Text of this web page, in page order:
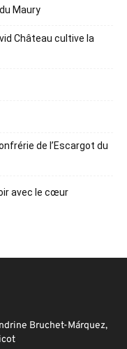
Maury
Château cultive la
de l’Escargot du
avec le cœur
Bruchet-Márquez,